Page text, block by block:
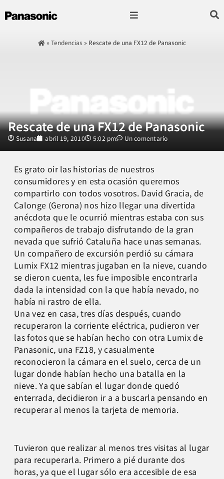
»Tendencias » Rescate de una FX12 de Panasonic
Rescate de una FX12 de Panasonic
Susana abril 19, 2010 5:02 pm Un comentario
Es grato oir las historias de nuestros
consumidores y en esta ocasión queremos
compartirlo con todos vosotros. David Gracia, de
Calonge (Gerona) nos hizo llegar una divertida
anécdota que le ocurrió mientras estaba con sus
compañeros de trabajo disfrutando de la gran
nevada que sufrió Cataluña hace unas semanas.
Un compañero de excursión perdió su cámara
Lumix FX12 mientras jugaban en la nieve, cuando
se dieron cuenta, les fue imposible encontrarla
dada la intensidad con la que había nevado, no
había ni rastro de ella.
Una vez en casa, tres días después, cuando
recuperaron la corriente eléctrica, pudieron ver
las fotos que se habían hecho con otra Lumix de
Panasonic, una FZ18, y casualmente
reconocieron la cámara en el suelo, cerca de un
lugar donde habían hecho una batalla en la
nieve. Ya que sabían el lugar donde quedó
enterrada, decidieron ir a a buscarla pensando en
recuperar al menos la tarjeta de memoria.
Tuvieron que realizar al menos tres visitas al lugar
para recuperarla. Primero a pié durante dos
horas, ya que el lugar sólo era accesible de esa